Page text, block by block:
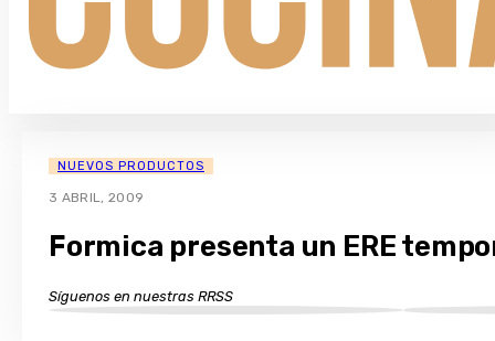
NUEVOS PRODUCTOS
3 ABRIL, 2009
Formica presenta un ERE
Síguenos en nuestras RRSS